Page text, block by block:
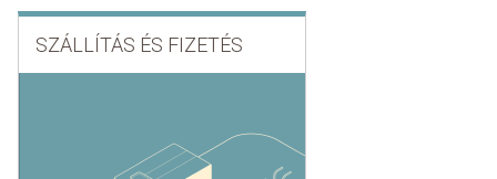
SZÁLLÍTÁS ÉS FIZETÉS